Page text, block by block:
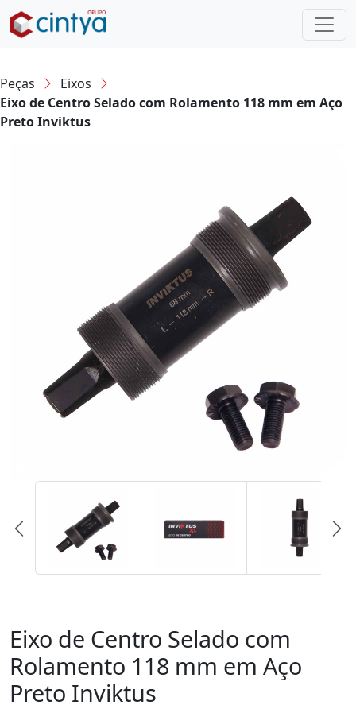
Peças
Eixos
Eixo de Centro Selado com Rolamento 118 mm em Aço
Preto Inviktus
Eixo de Centro Selado com
Rolamento 118 mm em Aço
Preto Inviktus